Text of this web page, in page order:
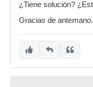
¿Tiene solución?
Gracias de antemano.